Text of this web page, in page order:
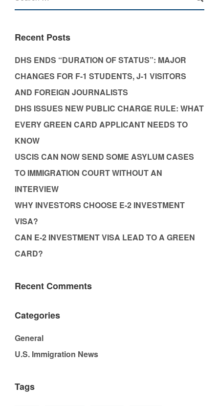
Recent Posts
DHS ENDS “DURATION OF STATUS”: MAJOR
CHANGES FOR F-1 STUDENTS, J-1 VISITORS
AND FOREIGN JOURNALISTS
DHS ISSUES NEW PUBLIC CHARGE RULE: WHAT
EVERY GREEN CARD APPLICANT NEEDS TO
KNOW
USCIS CAN NOW SEND SOME ASYLUM CASES
TO IMMIGRATION COURT WITHOUT AN
INTERVIEW
WHY INVESTORS CHOOSE E-2 INVESTMENT
VISA?
CAN E-2 INVESTMENT VISA LEAD TO A GREEN
CARD?
Recent Comments
Categories
General
U.S. Immigration News
Tags